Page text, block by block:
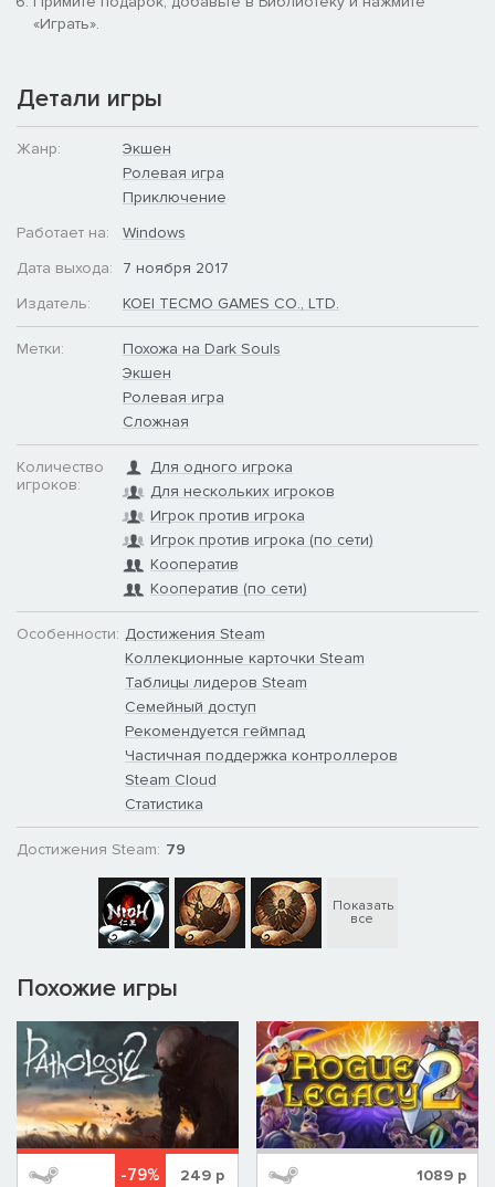
Честь и дерзость
Пройдите зимнюю кампанию осады Осаки и познакомьтесь с
Санадой Юкимурой — одним из величайших
военачальников периода Сэнгоку.
«Играть».
Детали игры
Жанр:
Экшен
Ролевая игра
Приключение
Работает на:
Windows
Дата выхода:
7 ноября 2017
Издатель:
KOEI TECMO GAMES CO., LTD.
Метки:
Похожа на Dark Souls
Экшен
Ролевая игра
Сложная
Количество
игроков:
Для одного игрока
Для нескольких игроков
Игрок против игрока
Игрок против игрока (по сети)
Кооператив
Кооператив (по сети)
Особенности: Достижения Steam
Коллекционные карточки Steam
Таблицы лидеров Steam
Семейный доступ
Рекомендуется геймпад
Частичная поддержка контроллеров
Steam Cloud
Статистика
Достижения Steam: 79
Показать
все
Похожие игры
-79% 249р 1089 р